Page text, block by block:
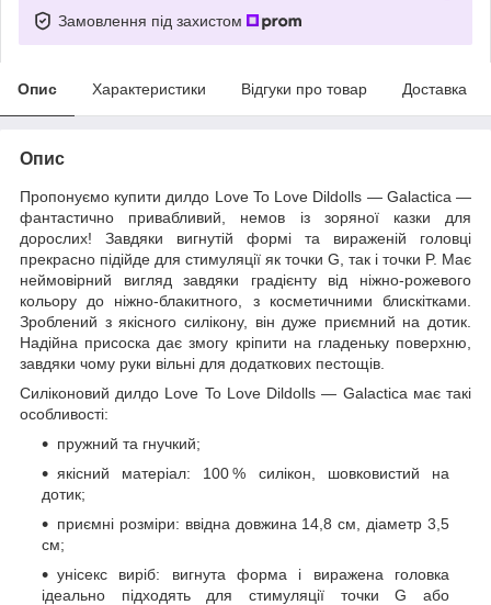
Замовлення під захистом
Опис Характеристики Відгуки про товар Доставка
Опис
Пропонуємо купити дилдо Love To Love Dildolls — Galactica —
фантастично привабливий, немов із зоряної казки для
дорослих! Завдяки вигнутій формі та вираженій головці
прекрасно підійде для стимуляції як точки G, так і точки P. Має
неймовірний вигляд завдяки градієнту від ніжно-рожевого
кольору до ніжно-блакитного, з косметичними блискітками.
Зроблений з якісного силікону, він дуже приємний на дотик.
Надійна присоска дає змогу кріпити на гладеньку поверхню,
завдяки чому руки вільні для додаткових пестощів.
Силіконовий дилдо Love To Love Dildolls — Galactica має такі
особливості:
пружний та гнучкий;
якісний матеріал: 100 % силікон, шовковистий на
дотик;
приємні розміри: ввідна довжина 14,8 см, діаметр 3,5
см;
унісекс виріб: вигнута форма і виражена головка
ідеально підходять для стимуляції точки G або